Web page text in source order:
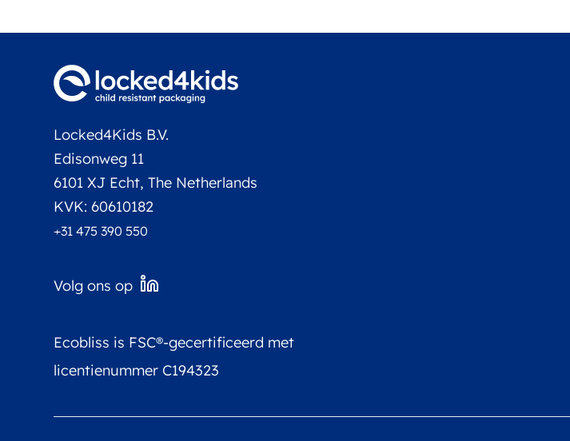
Locked4Kids B.V.
Edisonweg 11
6101 XJ Echt, The Netherlands
KVK: 60610182
+31 475 390 550
Volg ons op
Ecobliss is FSC®-gecertificeerd met
licentienummer C194323